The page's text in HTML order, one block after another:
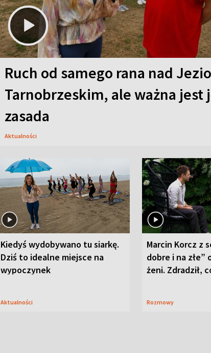
Ruch od samego rana nad
Tarnobrzeskim, ale ważna jest
zasada
Aktualności
Kiedyś wydobywano tu siarkę.
Dziś to idealne miejsce na
wypoczynek
Aktualności
Marcin Korcz z
dobre i na złe”
żeni. Zdradził,
Rozmowy